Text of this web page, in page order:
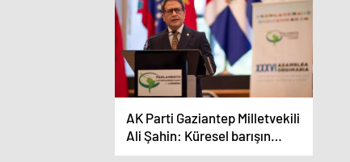
AK Parti Gaziantep Milletvekili
Ali Şahin: Küresel barışın
anahtarı Türkiye, lideri